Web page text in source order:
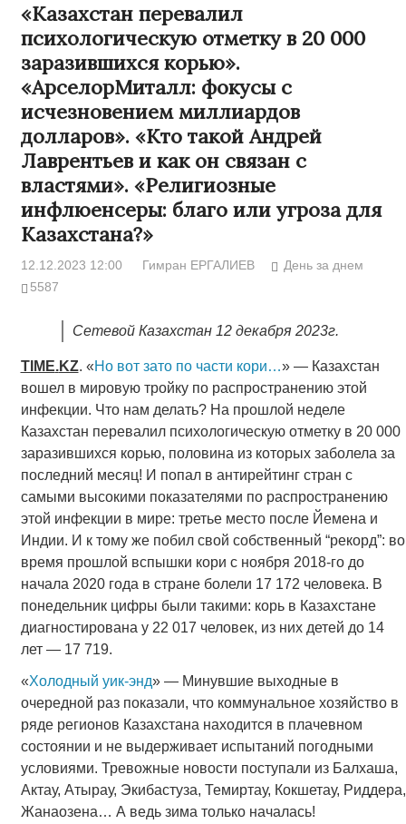
«Казахстан перевалил
психологическую отметку в 20 000
заразившихся корью».
«АрселорМиталл: фокусы с
исчезновением миллиардов
долларов». «Кто такой Андрей
Лаврентьев и как он связан с
властями». «Религиозные
инфлюенсеры: благо или угроза для
Казахстана?»
12.12.2023 12:00 Гимран ЕРГАЛИЕВ
День за днем
5587
Сетевой Казахстан 12 декабря 2023г.
TIME.KZ. «Но вот зато по части кори…» — Казахстан
вошел в мировую тройку по распространению этой
инфекции. Что нам делать? На прошлой неделе
Казахстан перевалил психологическую отметку в 20 000
заразившихся корью, половина из которых заболела за
последний месяц! И попал в антирейтинг стран с
самыми высокими показателями по распространению
этой инфекции в мире: третье место после Йемена и
Индии. И к тому же побил свой собственный “рекорд”: во
время прошлой вспышки кори с ноября 2018-го до
начала 2020 года в стране болели 17 172 человека. В
понедельник цифры были такими: корь в Казахстане
диагностирована у 22 017 человек, из них детей до 14
лет — 17 719.
«Холодный уик-энд» — Минувшие выходные в
очередной раз показали, что коммунальное хозяйство в
ряде регионов Казахстана находится в плачевном
состоянии и не выдерживает испытаний погодными
условиями. Тревожные новости поступали из Балхаша,
Актау, Атырау, Экибастуза, Темиртау, Кокшетау, Риддера,
Жанаозена… А ведь зима только началась!